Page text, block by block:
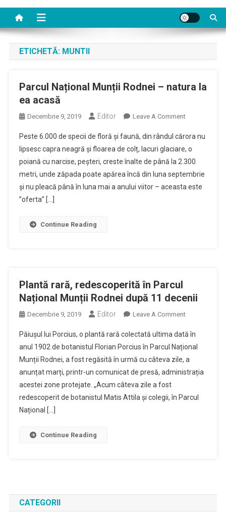
ETICHETĂ: MUNTII
Parcul Național Munții Rodnei – natura la
ea acasă
Decembrie 9, 2019 Editor Leave A CommentOn
Național
Munții
Rodnei
–
Natura
Peste 6.000 de specii de floră și faună, din rândul cărora nu
lipsesc capra neagră și floarea de colț, lacuri glaciare, o
poiană cu narcise, peșteri, creste înalte de până la 2.300
metri, unde zăpada poate apărea încă din luna septembrie
și nu pleacă până în luna mai a anului viitor – aceasta este
”oferta” […]
Continue Reading
Plantă rară, redescoperită în Parcul
Național Munții Rodnei după 11 decenii
Decembrie 9, 2019 Editor Leave A CommentOn
Rară,
În
Parcul
Munții
Păiușul lui Porcius, o plantă rară colectată ultima dată în
anul 1902 de botanistul Florian Porcius în Parcul Național
Munții Rodnei, a fost regăsită în urmă cu câteva zile, a
anunțat marți, printr-un comunicat de presă, administrația
acestei zone protejate. „Acum câteva zile a fost
redescoperit de botanistul Matis Attila și colegii, în Parcul
Național […]
Continue Reading
CATEGORII